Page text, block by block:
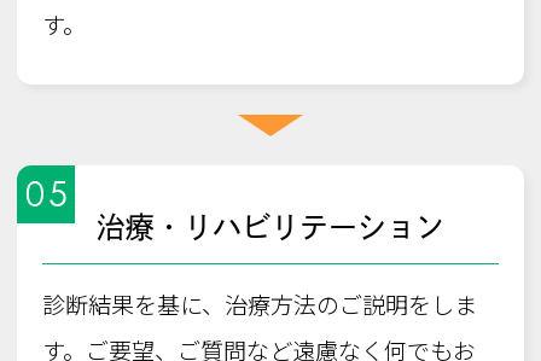
す。
05
治療・リハビリテーション
診断結果を基に、治療方法のご説明をしま
す。ご要望、ご質問など遠慮なく何でもお